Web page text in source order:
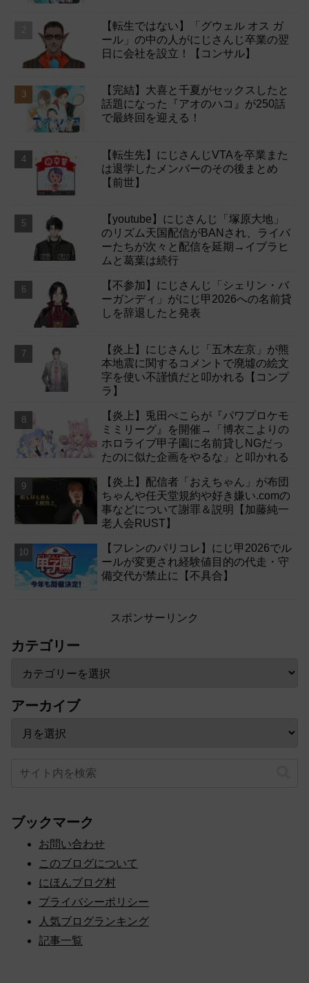
【転生ではない】「グウェル オス ガ
ール」の中の人がにじさんじ卒業の翌
日に会社を設立！【コンサル】
【完結】大喜と千夏がセックスしたと
話題になった『アオのハコ』が250話
で最終回を迎える！
【転生先】にじさんじVTAを卒業また
は退学したメンバーのその後まとめ
【前世】
【youtube】にじさんじ「塚原大地」
のリズム天国配信がBANされ、ライバ
ーたちが次々と配信を延期→イブラヒ
ムと葛葉は続行
【不参加】にじさんじ「シェリン・バ
ーガンディ」がにじ甲2026への名前貸
しを辞退したと発表
【炎上】にじさんじ「五木左京」が熊
本地震に関するコメントで廃墟の絵文
字を使い不謹慎だと叩かれる【コンプ
ラ】
【炎上】兎田ぺこらが『パワプロケモ
ミミリーグ』を開催→「博衣こよりの
ホロライブ甲子園に名前貸しNGだっ
たのに似た企画をやるな」と叩かれる
【炎上】配信者「おえちゃん」が布団
ちゃんや任天堂規約や好き嫌い.comの
事などについて謝罪＆説明【加藤純一
老人会RUST】
【フレンのパリコレ】にじ甲2026でル
ールが変更され経験値目的の代走・守
備交代が禁止に【不具合】
スポンサーリンク
カテゴリー
アーカイブ
ブックマーク
お問い合わせ
このブログについて
にほんブログ村
プライバシーポリシー
人気ブログランキング
記事一覧